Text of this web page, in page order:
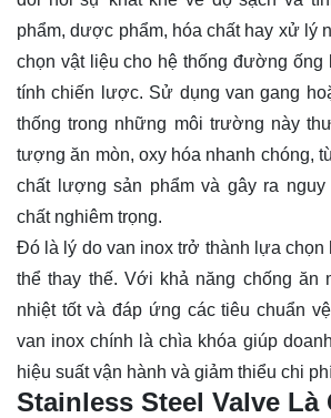
phẩm, dược phẩm, hóa chất hay xử lý
chọn vật liệu cho hệ thống đường ống
tính chiến lược. Sử dụng van gang
thống trong những môi trường này
tượng ăn mòn, oxy hóa nhanh chóng,
chất lượng sản phẩm và gây ra
chất nghiêm trọng.
Đó là lý do van inox trở thành lựa chọn
thể thay thế. Với khả năng chống ăn
nhiệt tốt và đáp ứng các tiêu chuẩn
van inox chính là chìa khóa giúp
hiệu suất vận hành và giảm thiểu chi
Stainless Steel Valve Là